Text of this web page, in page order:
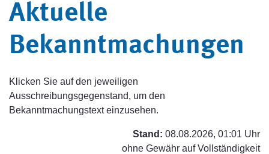
Aktuelle
Bekanntmachungen
Klicken Sie auf den jeweiligen
Ausschreibungsgegenstand, um den
Bekanntmachungstext einzusehen.
Stand: 08.08.2026, 01:01 Uhr
ohne Gewähr auf Vollständigkeit